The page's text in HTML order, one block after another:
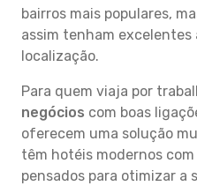
bairros mais populares,
assim tenham excelentes
localização.
Para quem viaja por
negócios com boas
oferecem uma solução
têm hotéis modernos
pensados para otimizar a